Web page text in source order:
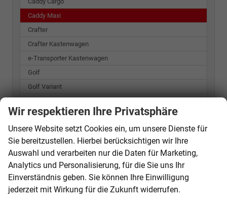
Caddy Maxi
Crafter
Crafter Kastenwagen
e-Transporter Kastenwagen
Golf
Golf Variant
ID.4
ID.7
Passat Variant
Polo
T-Roc
Wir respektieren Ihre Privatsphäre
Unsere Website setzt Cookies ein, um unsere Dienste für
Sie bereitzustellen. Hierbei berücksichtigen wir Ihre
Auswahl und verarbeiten nur die Daten für Marketing,
Analytics und Personalisierung, für die Sie uns Ihr
Einverständnis geben. Sie können Ihre Einwilligung
jederzeit mit Wirkung für die Zukunft widerrufen.